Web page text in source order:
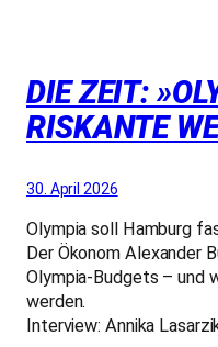
DIE ZEIT:
RISKANTE
30. April 2026
Olympia soll Hamburg
Der Ökonom Alexander
Olympia-Budgets – und
werden.
Interview: Annika